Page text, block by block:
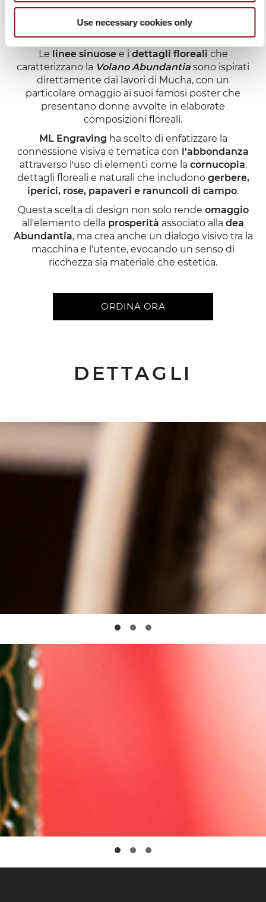
Use necessary cookies only
L'Art Nouveau si esprime attraverso linee sinuose e motivi
floreali, mescolando colori naturali come verde, crema e
due temi ricorrenti nell'arte di Mucha, che vedeva
la donna non solo come musa, ma come un
potente simbolo di bellezza e forza naturale.
Le linee sinuosee i dettagli floreali che
caratterizzano la Volano Abundantia sono ispirati
direttamente dai lavori di Mucha, con un
particolare omaggio ai suoi famosi poster che
presentano donne avvolte in elaborate
composizioni floreali.
ML Engraving ha scelto di enfatizzare la
connessione visiva e tematica con l'abbondanza
attraverso l'uso di elementi come la cornucopia,
dettagli floreali e naturali che includono gerbere,
iperici, rose, papaveri e ranuncoli di campo.
Questa scelta di design non solo rende omaggio
all'elemento della prosperità associato alla dea
Abundantia, ma crea anche un dialogo visivo tra la
macchina e l'utente, evocando un senso di
ricchezza sia materiale che estetica.
ORDINA ORA
DETTAGLI